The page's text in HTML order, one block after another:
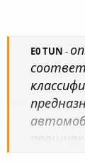
н
и
я
E0 TUN -